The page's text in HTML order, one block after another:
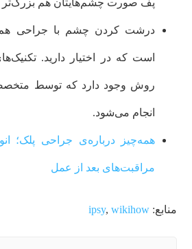
پف صورت چشم‌هایتان هم بزرگ‌تر
درشت کردن چشم با جراحی
است که در اختیار دارید.
روش وجود دارد که توسط
انجام می‌شود.
همه‌چیز درباره‌ی جراحی پلک؛
مراقبت‌های بعد از عمل
منابع: ipsy, wikihow